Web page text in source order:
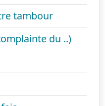
tambour
du ..)